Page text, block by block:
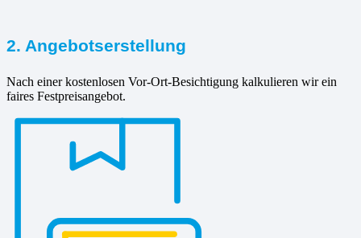
2. Angebotserstellung
Nach einer kostenlosen Vor-Ort-Besichtigung kalkulieren wir ein
faires Festpreisangebot.